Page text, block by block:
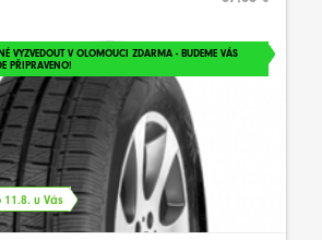
VYZVEDOUT V OLOMOUCI ZDARMA - BUDEME VÁS
PŘIPRAVENO!
11.8. u Vás